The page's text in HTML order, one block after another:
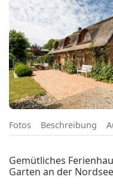
Fotos Beschreibung
Gemütliches
Garten an der